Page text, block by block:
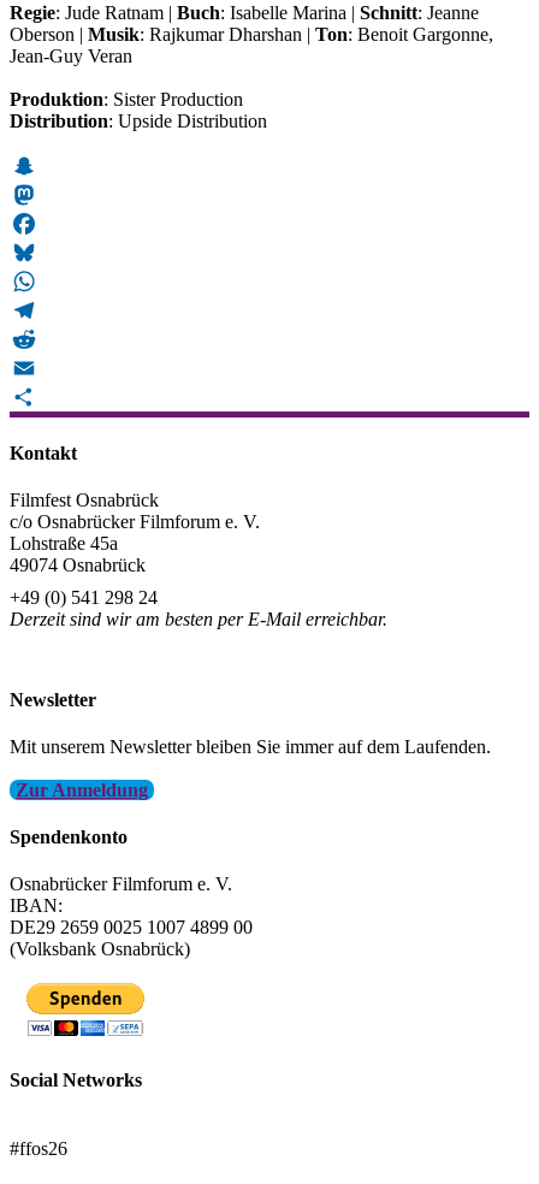
Regie: Jude Ratnam | Buch: Isabelle Marina | Schnitt: Jeanne
Oberson | Musik: Rajkumar Dharshan | Ton: Benoit Gargonne,
Jean-Guy Veran
Produktion: Sister Production
Distribution: Upside Distribution
Snapchat
Mastodon
Facebook
Bluesky
WhatsApp
Telegram
Reddit
Email
Kontakt
Filmfest Osnabrück
c/o Osnabrücker Filmforum e. V.
Lohstraße 45a
49074 Osnabrück
+49 (0) 541 298 24
Derzeit sind wir am besten per E-Mail erreichbar.
Newsletter
Mit unserem Newsletter bleiben Sie immer auf dem Laufenden.
Zur Anmeldung
Spendenkonto
Osnabrücker Filmforum e. V.
IBAN:
DE29 2659 0025 1007 4899 00
(Volksbank Osnabrück)
Social Networks
#ffos26